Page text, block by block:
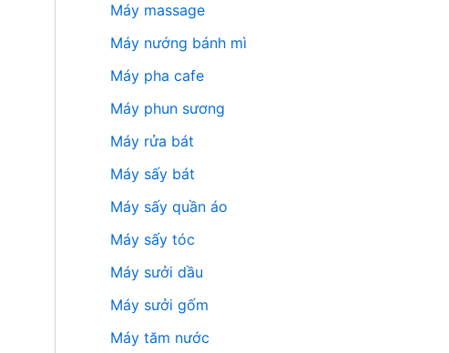
Máy massage
Máy nướng bánh mì
Máy pha cafe
Máy phun sương
Máy rửa bát
Máy sấy bát
Máy sấy quần áo
Máy sấy tóc
Máy sưởi dầu
Máy sưởi gốm
Máy tăm nước